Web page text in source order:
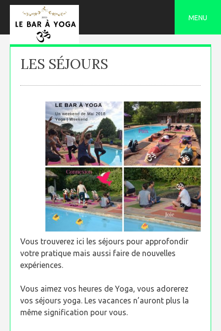
Skip
content
MENU
LES SÉJOURS
Vous trouverez ici les séjours pour approfondir
votre pratique mais aussi faire de nouvelles
expériences.
Vous aimez vos heures de Yoga, vous adorerez
vos séjours yoga. Les vacances n’auront plus la
même signification pour vous.